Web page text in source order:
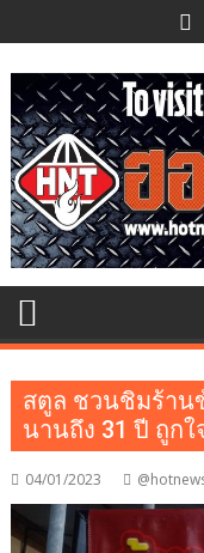
to
content
สตูล ชวนชิมร้าน
นานถึง 31 ปี ถูกใ
04/01/2023